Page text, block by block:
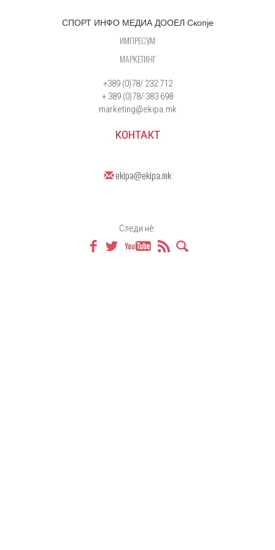
СПОРТ ИНФО МЕДИА ДООЕЛ Скопје
ИМПРЕСУМ
МАРКЕТИНГ
+389 (0)78/ 232 712
+ 389 (0)78/ 383 698
marketing@ekipa.mk
КОНТАКТ
ekipa@ekipa.mk
Следи нè: